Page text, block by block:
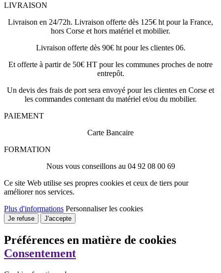
LIVRAISON
Livraison en 24/72h. Livraison offerte dès 125€ ht pour la France,
hors Corse et hors matériel et mobilier.
Livraison offerte dès 90€ ht pour les clientes 06.
Et offerte à partir de 50€ HT pour les communes proches de notre
entrepôt.
Un devis des frais de port sera envoyé pour les clientes en Corse et
les commandes contenant du matériel et/ou du mobilier.
PAIEMENT
Carte Bancaire
FORMATION
Nous vous conseillons au 04 92 08 00 69
Ce site Web utilise ses propres cookies et ceux de tiers pour
améliorer nos services.
Plus d'informations Personnaliser les cookies
Je refuse J'accepte
Préférences en matière de cookies
Consentement